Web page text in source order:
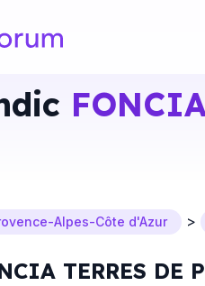
Alpes-Côte d'Azur >
TERRES DE